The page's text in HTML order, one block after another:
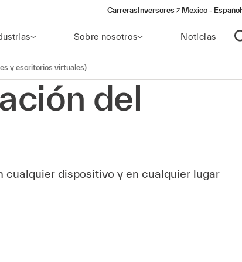
Carreras Inversores
(opens in a new window)
Mexico - Español
Sobre nosotros Noticias
y escritorios virtuales)
del
cualquier dispositivo y en cualquier lugar